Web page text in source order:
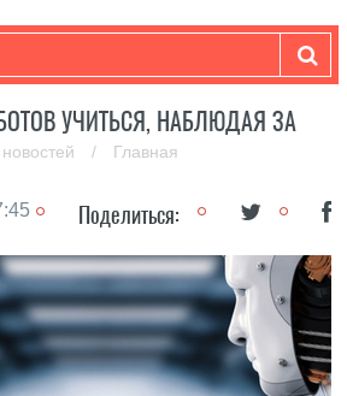
УЧИТЬСЯ, НАБЛЮДАЯ ЗА
/ Главная
Поделиться: